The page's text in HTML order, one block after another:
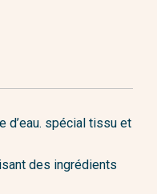
d’eau. spécial tissu et
des ingrédients